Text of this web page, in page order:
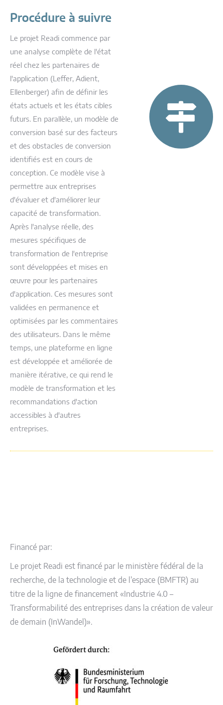
Procédure à suivre
Le projet Readi commence par
une analyse complète de l'état
réel chez les partenaires de
l'application (Leffer, Adient,
Ellenberger) afin de définir les
états actuels et les états cibles
futurs. En parallèle, un modèle de
conversion basé sur des facteurs
et des obstacles de conversion
identifiés est en cours de
conception. Ce modèle vise à
permettre aux entreprises
d'évaluer et d'améliorer leur
capacité de transformation.
Après l'analyse réelle, des
mesures spécifiques de
transformation de l'entreprise
sont développées et mises en
œuvre pour les partenaires
d'application. Ces mesures sont
validées en permanence et
optimisées par les commentaires
des utilisateurs. Dans le même
temps, une plateforme en ligne
est développée et améliorée de
manière itérative, ce qui rend le
modèle de transformation et les
recommandations d'action
accessibles à d'autres
entreprises.
Financé par:
Le projet Readi est financé par le ministère fédéral de la
recherche, de la technologie et de l’espace (BMFTR) au
titre de la ligne de financement «Industrie 4.0 –
Transformabilité des entreprises dans la création de valeur
de demain (InWandel)».